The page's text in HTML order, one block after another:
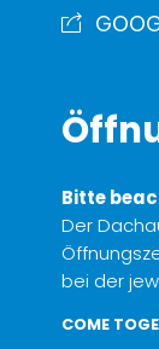
Bitte
Der
bei der
COME